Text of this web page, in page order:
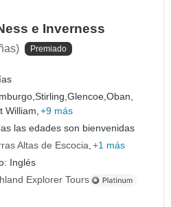
e Inverness
Premiado
Stirling,Glencoe,Oban,
William, +9 más
las edades son bienvenidas
Altas de Escocia +1 más
Inglés
Explorer Tours